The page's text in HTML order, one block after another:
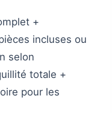
+
incluses ou
selon
totale +
pour les